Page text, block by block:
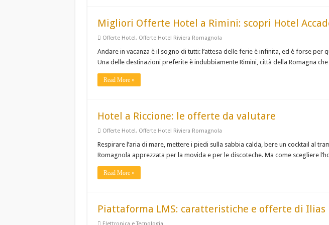
Migliori Offerte Hotel a Rimini: scopri Hotel
Offerte Hotel, Offerte Hotel Riviera Romagnola
Andare in vacanza è il sogno di tutti: l’attesa delle ferie è infinita, ed è forse
Una delle destinazioni preferite è indubbiamente Rimini, città della Romagna
Read More »
Hotel a Riccione: le offerte da valutare
Offerte Hotel, Offerte Hotel Riviera Romagnola
Respirare l’aria di mare, mettere i piedi sulla sabbia calda, bere un cocktail al
Romagnola apprezzata per la movida e per le discoteche. Ma come scegliere
Read More »
Piattaforma LMS: caratteristiche e offerte di Ilias